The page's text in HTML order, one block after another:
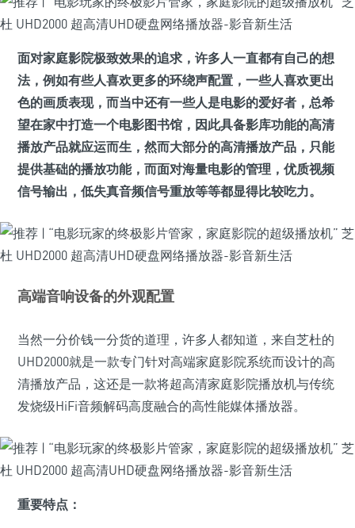
面对家庭影院极致效果的追求，许多人一直都有自己的想
法，例如有些人喜欢更多的环绕声配置，一些人喜欢更出
色的画质表现，而当中还有一些人是电影的爱好者，总希
望在家中打造一个电影图书馆，因此具备影库功能的高清
播放产品就应运而生，然而大部分的高清播放产品，只能
提供基础的播放功能，而面对海量电影的管理，优质视频
信号输出，低失真音频信号重放等等都显得比较吃力。
高端音响设备的外观配置
当然一分价钱一分货的道理，许多人都知道，来自芝杜的
UHD2000就是一款专门针对高端家庭影院系统而设计的高
清播放产品，这还是一款将超高清家庭影院播放机与传统
发烧级HiFi音频解码高度融合的高性能媒体播放器。
重要特点：